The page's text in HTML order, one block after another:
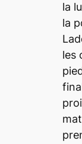
la
la
les